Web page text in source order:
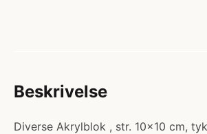
Beskrivelse
Diverse Akrylblok , str. 10x10 cm,